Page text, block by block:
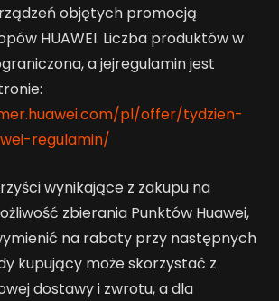
objętych promocją
HUAWEI. Liczba produktów w
a jejregulamin jest
pl/offer/tydzien-
regulamin/
wynikające z zakupu na
zbierania Punktów Huawei,
na rabaty przy następnych
kupujący może skorzystać z
dostawy i zwrotu, a dla